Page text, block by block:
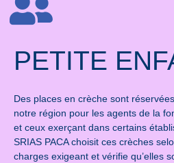
PETITE
Des places en crèche sont
notre région pour les agents de la
et ceux exerçant dans certains
SRIAS PACA choisit ces crèches
charges exigeant et vérifie qu’elles